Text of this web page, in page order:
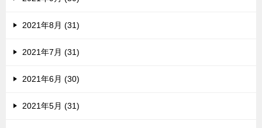
2021年8月 (31)
2021年7月 (31)
2021年6月 (30)
2021年5月 (31)